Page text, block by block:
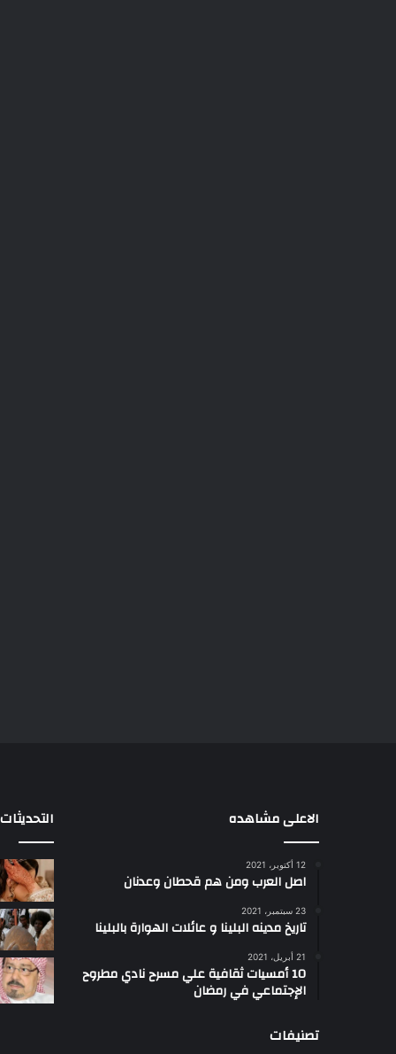
الاعلى مشاهده
12 أكتوبر، 2021
اصل العرب ومن هم قحطان وعدنان
23 سبتمبر، 2021
تاريخ مدينه البلينا و عائلات الهوارة بالبلينا
21 أبريل، 2021
10 أمسيات ثقافية علي مسرح نادي مطروح
الإجتماعي في رمضان
تصنيفات
التحديثات